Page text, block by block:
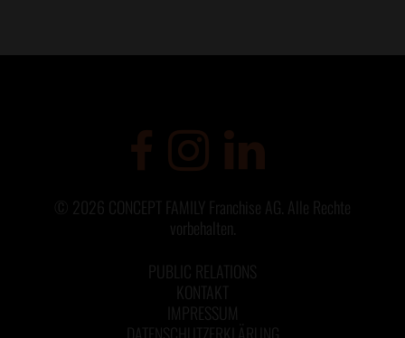
© 2026 CONCEPT FAMILY Franchise AG. Alle Rechte
vorbehalten.
PUBLIC RELATIONS
KONTAKT
IMPRESSUM